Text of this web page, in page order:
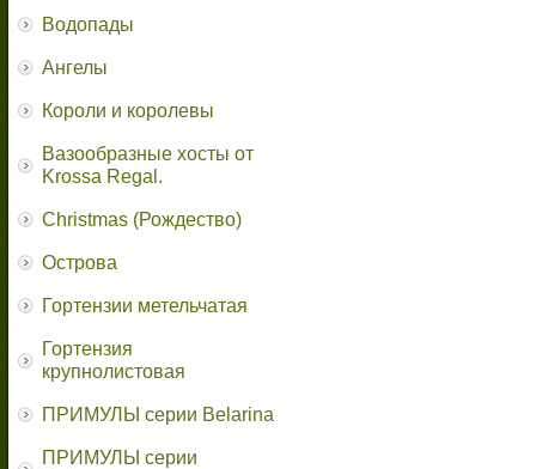
Водопады
Ангелы
Короли и королевы
Вазообразные хосты от
Krossa Regal.
Christmas (Рождество)
Острова
Гортензии метельчатая
Гортензия
крупнолистовая
ПРИМУЛЫ серии Belarina
ПРИМУЛЫ серии